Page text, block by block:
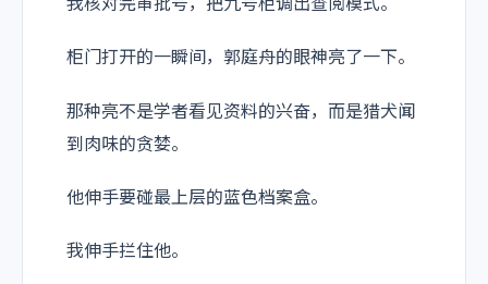
柜门打开的一瞬间，郭庭舟的眼神亮了一下。
那种亮不是学者看见资料的兴奋，而是猎犬闻
到肉味的贪婪。
他伸手要碰最上层的蓝色档案盒。
我伸手拦住他。